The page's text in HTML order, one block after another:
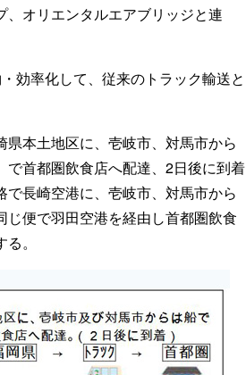
、オリエンタルエアブリッジと連
効率化して、従来のトラック輸送と
本土地区に、壱岐市、対馬市から
首都圏飲食店へ配達、2日後に到着
長崎空港に、壱岐市、対馬市から
便で羽田空港を経由し首都圏飲食
。